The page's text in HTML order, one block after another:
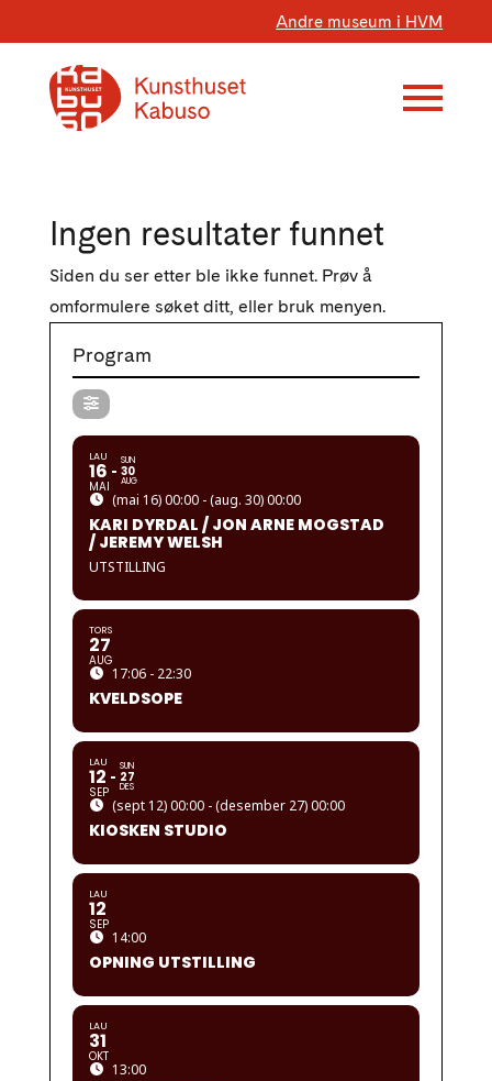
Andre museum i HVM
Ingen resultater funnet
Siden du ser etter ble ikke funnet. Prøv å
omformulere søket ditt, eller bruk menyen.
Program
LAU
16
MAI
SUN
30
AUG
(mai 16) 00:00 - (aug. 30) 00:00
KARI DYRDAL / JON ARNE MOGSTAD
/ JEREMY WELSH
UTSTILLING
TORS
27
AUG
17:06 - 22:30
KVELDSOPE
LAU
12
SEP
SUN
27
DES
(sept 12) 00:00 - (desember 27) 00:00
KIOSKEN STUDIO
LAU
12
SEP
14:00
OPNING UTSTILLING
LAU
31
OKT
13:00